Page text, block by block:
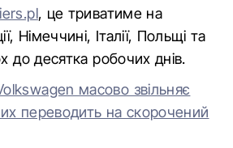
, це триватиме на
Німеччині, Італії, Польщі та
до десятка робочих днів.
масово звільняє
переводить на скорочений